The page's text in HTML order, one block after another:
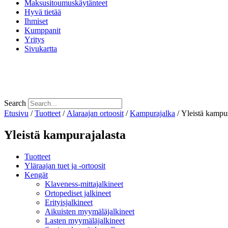
Maksusitoumuskäytänteet
Hyvä tietää
Ihmiset
Kumppanit
Yritys
Sivukartta
Search
Etusivu /Tuotteet / Alaraajan ortoosit /Kampurajalka / Yleistä
Yleistä kampurajalasta
Tuotteet
Yläraajan tuet ja -ortoosit
Kengät
Klaveness-mittajalkineet
Ortopediset jalkineet
Erityisjalkineet
Aikuisten myymäläjalkineet
Lasten myymäläjalkineet